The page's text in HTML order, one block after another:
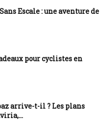
Escale : une aventure de
pour cyclistes en
arrive-t-il ? Les plans